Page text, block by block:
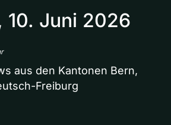
10. Juni 2026
aus den Kantonen Bern,
Freiburg